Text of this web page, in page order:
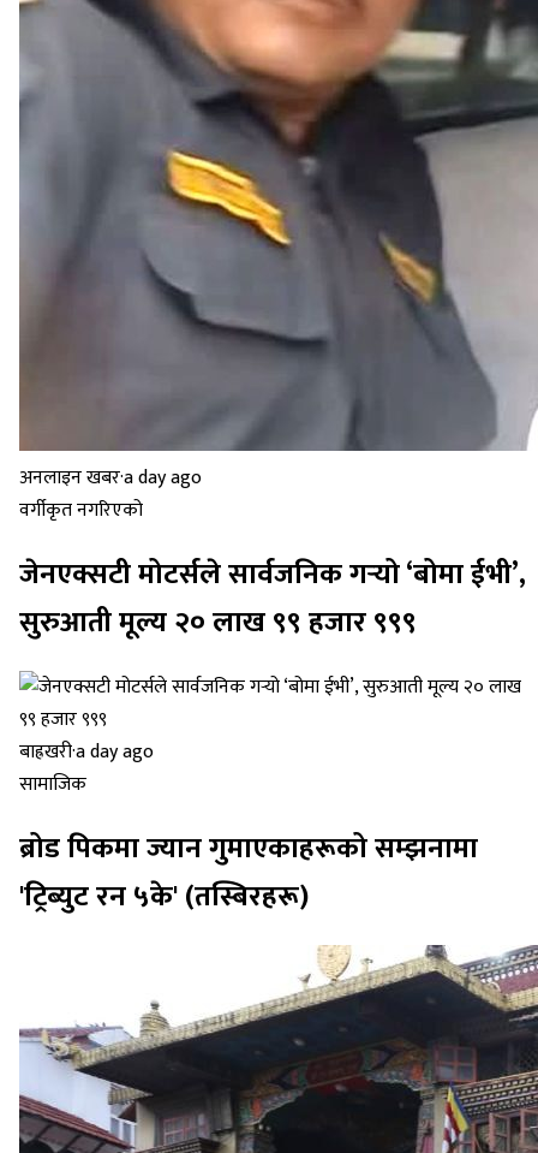
अनलाइन खबर·a day ago
वर्गीकृत नगरिएको
जेनएक्सटी मोटर्सले सार्वजनिक गर्‍यो ‘बोमा ईभी’,
सुरुआती मूल्य २० लाख ९९ हजार ९९९
बाह्रखरी·a day ago
सामाजिक
ब्रोड पिकमा ज्यान गुमाएकाहरूको सम्झनामा
'ट्रिब्युट रन ५के' (तस्बिरहरू)